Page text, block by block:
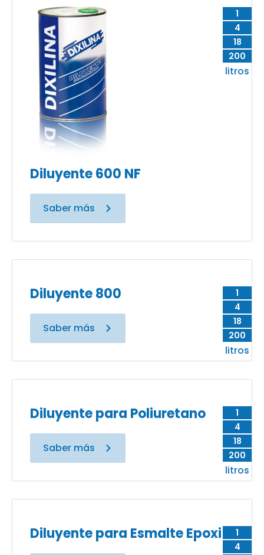
1
4
18
200
litros
Diluyente 600 NF
Saber más
1
4
18
200
litros
Diluyente 800
Saber más
1
4
18
200
litros
Diluyente para Poliuretano
Saber más
1
4
Diluyente para Esmalte Epoxi